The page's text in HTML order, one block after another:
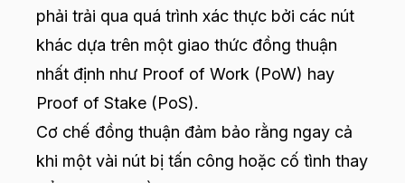
phải trải qua quá trình xác thực bởi các nút
khác dựa trên một giao thức đồng thuận
nhất định như Proof of Work (PoW) hay
Proof of Stake (PoS).
Cơ chế đồng thuận đảm bảo rằng ngay cả
khi một vài nút bị tấn công hoặc cố tình thay